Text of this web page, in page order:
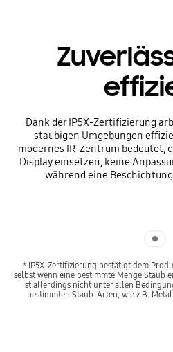
Dank der IP5X-Zertifizierung
staubigen Umgebungen
modernes IR-Zentrum bedeutet,
Display einsetzen, keine
während eine
* IP5X-Zertifizierung bestätigt dem
selbst wenn eine bestimmte Menge Staub
ist allerdings nicht unter allen
bestimmten Staub-Arten, wie z.B.